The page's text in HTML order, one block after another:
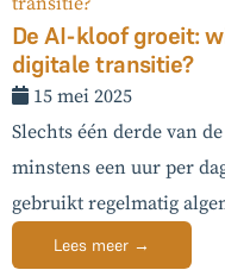
De AI-kloof groeit:
digitale transitie?
15 mei 2025
Slechts één derde van
minstens een uur per
gebruikt regelmatig
Lees meer →